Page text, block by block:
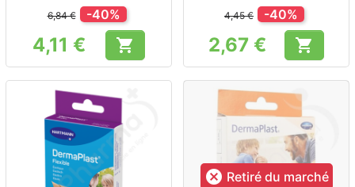
6,84 € -40%
Prix
4,11 € 
4,45 € -40%
Prix
2,67 € 
 Retiré du marché